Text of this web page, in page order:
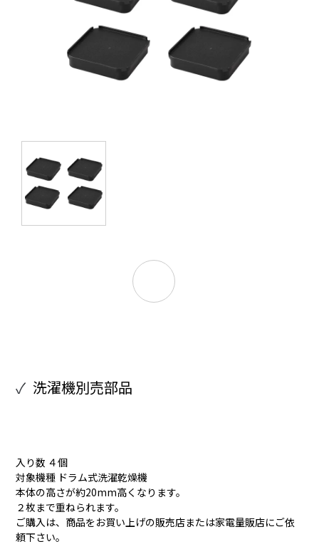
洗濯機別売部品
入り数 ４個
対象機種 ドラム式洗濯乾燥機
本体の高さが約20mm高くなります。
２枚まで重ねられます。
ご購入は、商品をお買い上げの販売店または家電量販店にご依
頼下さい。